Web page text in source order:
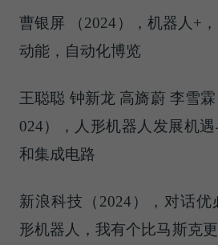
曹银屏 （2024），机器人+
动能，自动化博览
王聪聪 钟新龙 高旖蔚 李雪
024），人形机器人发展机
和集成电路
新浪科技（2024），对话优
形机器人，我有个比马斯克